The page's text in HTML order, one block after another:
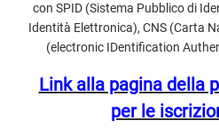
con SPID (Sistema Pubblico di
Identità Elettronica), CNS (Carta
(electronic IDentification
Link alla pagina della
per le